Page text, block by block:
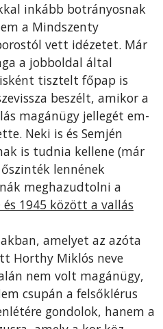
inkább botrányosnak
a Mindszenty
vett idézetet. Már
a jobboldal által
tisztelt főpap is
beszélt, amikor a
magánügy jellegét em­
Neki is és Semjén
is tud­nia kellene (már
lennének
megha­zudtolni a
és 1945 között a vallás
amelyet az azóta
Horthy Miklós neve
nem volt magánügy,
csupán a felsőklérus
gondolok, hanem a